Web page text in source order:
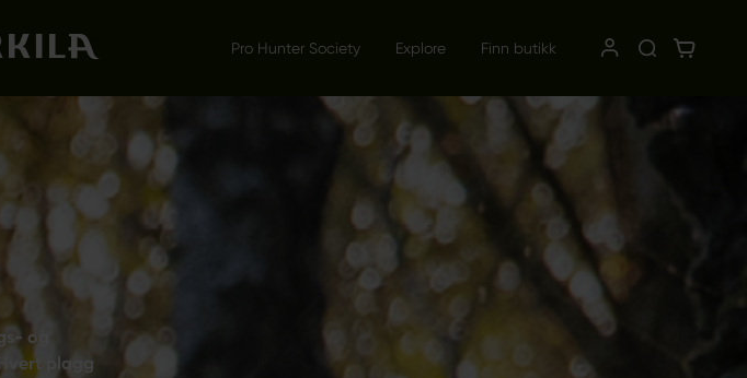
Pro Hunter Society Explore Finn butikk
og
plagg